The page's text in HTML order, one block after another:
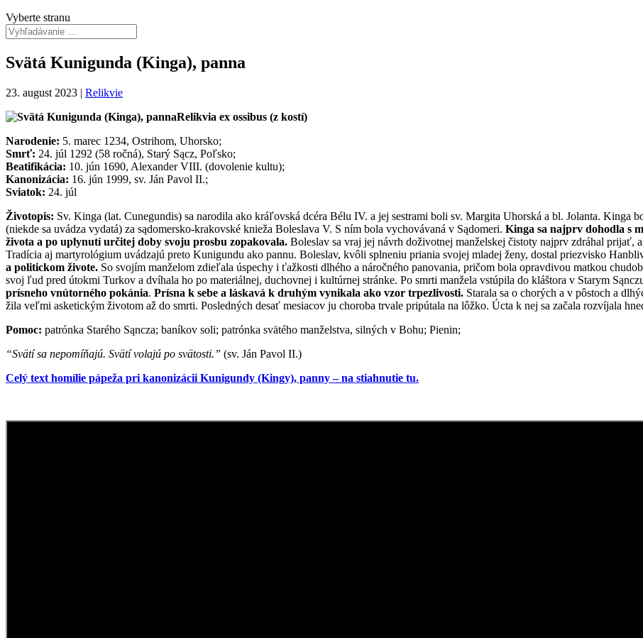
Vyberte stranu
Svätá Kunigunda (Kinga), panna
23. august 2023 | Relikvie
Relikvia ex ossibus (z kostí)
Narodenie: 5. marec 1234, Ostrihom, Uhorsko;
Smrť: 24. júl 1292 (58 ročná), Starý Sącz, Poľsko;
Beatifikácia: 10. jún 1690, Alexander VIII. (dovolenie kultu);
Kanonizácia: 16. jún 1999, sv. Ján Pavol II.;
Sviatok: 24. júl
Životopis: Sv. Kinga (lat. Cunegundis) sa narodila ako kráľovská dcéra Bélu IV. a jej sestrami boli sv. Margita Uhorská a bl. Jolanta. Kinga
(niekde sa uvádza vydatá) za sądomersko-krakovské knieža Boleslava V. S ním bola vychovávaná v Sądomeri. Kinga sa najprv dohodla s
života a po uplynutí určitej doby svoju prosbu zopakovala. Boleslav sa vraj jej návrh doživotnej manželskej čistoty najprv zdráhal
Tradícia aj martyrológium uvádzajú preto Kunigundu ako pannu. Boleslav, kvôli splneniu priania svojej mladej ženy, dostal priezvisko
a politickom živote. So svojím manželom zdieľala úspechy i ťažkosti dlhého a náročného panovania, pričom bola opravdivou matkou
svoj ľud pred útokmi Turkov a dvíhala ho po materiálnej, duchovnej i kultúrnej stránke. Po smrti manžela vstúpila do kláštora v Starym
prísneho vnútorného pokánia. Prísna k sebe a láskavá k druhým vynikala ako vzor trpezlivosti. Starala sa o chorých a v pôstoch a
žila veľmi asketickým životom až do smrti. Posledných desať mesiacov ju choroba trvale pripútala na lôžko. Úcta k nej sa začala rozvíjala
Pomoc: patrónka Starého Sąncza; baníkov soli; patrónka svätého manželstva, silných v Bohu; Pienin;
“Svätí sa nepomíňajú. Svätí volajú po svätosti.” (sv. Ján Pavol II.)
Celý text homílie pápeža pri kanonizácii Kunigundy (Kingy), panny – na stiahnutie tu.